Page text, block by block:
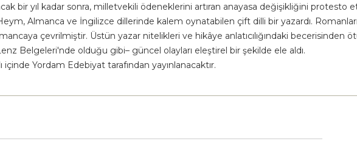
bir yıl kadar sonra, milletvekili ödeneklerini artıran anayasa değişikliğini protesto
Almanca ve İngilizce dillerinde kalem oynatabilen çift dilli bir yazardı.
çevrilmiştir. Üstün yazar nitelikleri ve hikâye anlatıcılığındaki
Belgeleri'nde olduğu gibi– güncel olayları eleştirel bir şekilde ele aldı.
içinde Yordam Edebiyat tarafından yayınlanacaktır.